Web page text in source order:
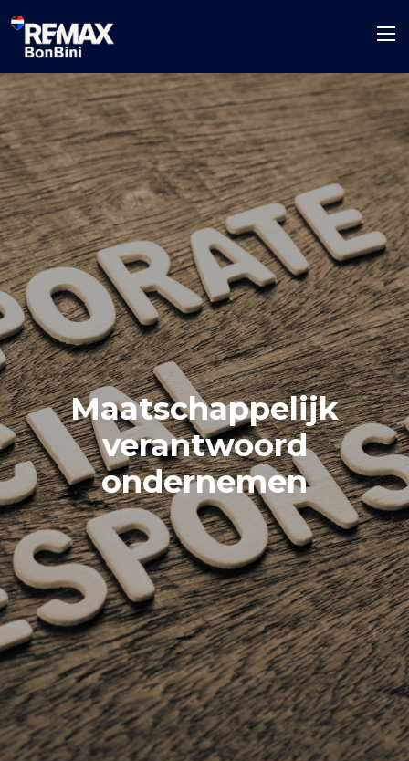
Maatschappelijk
verantwoord
ondernemen